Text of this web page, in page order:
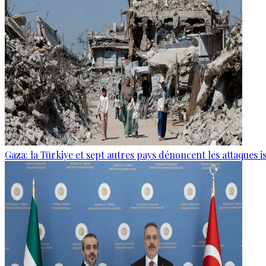
Gaza: la Türkiye et sept autres pays dénoncent les attaques